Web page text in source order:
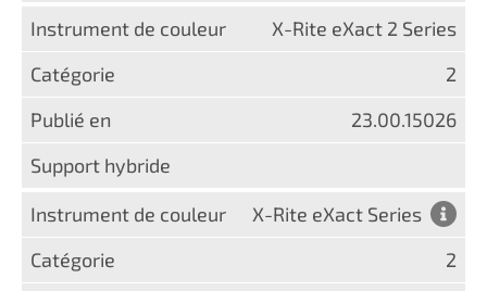
X-Rite eXact 2 Series
2
23.00.15026
X-Rite eXact Series
2